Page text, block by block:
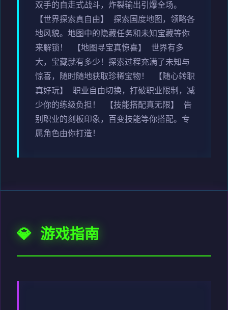
双手的自走式战斗，炸裂输出引爆全场。
【世界探索真自由】 探索国度地图，领略各
地风貌。地图中的隐藏任务和未知宝藏等你
来解锁！ 【地图寻宝真惊喜】 世界有多
大，宝藏就有多少！探索过程充满了未知与
惊喜，随时随地获取珍稀宝物！ 【随心转职
真好玩】 职业自由切换，打破职业限制，减
少你的练级负担！ 【技能搭配真无限】 告
别职业的刻板印象，百变技能等你搭配。专
属角色由你打造！
💎 游戏指南